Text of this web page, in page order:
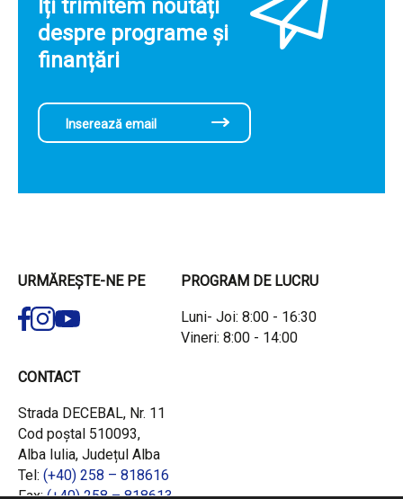
Îți trimitem noutăți
despre programe și
finanțări
URMĂREȘTE-NE PE PROGRAM DE LUCRU
Luni- Joi: 8:00 - 16:30
Vineri: 8:00 - 14:00
CONTACT
Strada DECEBAL, Nr. 11
Cod poștal 510093,
Alba Iulia, Județul Alba
Tel: (+40) 258 – 818616